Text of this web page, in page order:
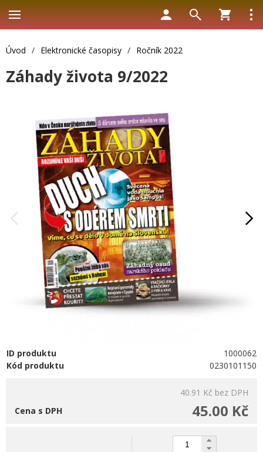
Úvod / Elektronické časopisy / Ročník 2022
Záhady života 9/2022
ID produktu
1000062
Kód produktu
0230101150
40.91 Kč bez DPH
45.00 Kč
Cena s DPH